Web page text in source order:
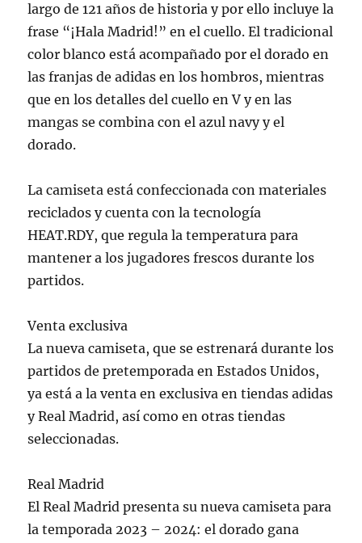
largo de 121 años de historia y por ello incluye la
frase “¡Hala Madrid!” en el cuello. El tradicional
color blanco está acompañado por el dorado en
las franjas de adidas en los hombros, mientras
que en los detalles del cuello en V y en las
mangas se combina con el azul navy y el
dorado.
La camiseta está confeccionada con materiales
reciclados y cuenta con la tecnología
HEAT.RDY, que regula la temperatura para
mantener a los jugadores frescos durante los
partidos.
Venta exclusiva
La nueva camiseta, que se estrenará durante los
partidos de pretemporada en Estados Unidos,
ya está a la venta en exclusiva en tiendas adidas
y Real Madrid, así como en otras tiendas
seleccionadas.
Real Madrid
El Real Madrid presenta su nueva camiseta para
la temporada 2023 – 2024: el dorado gana